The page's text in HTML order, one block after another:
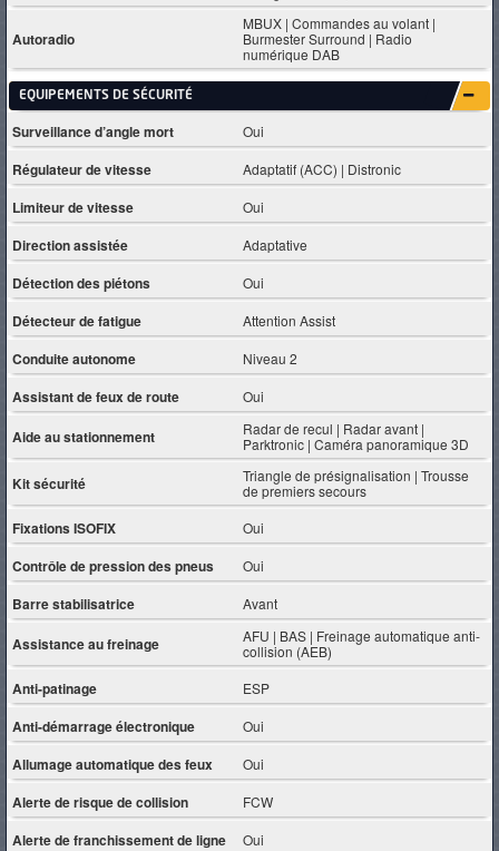
Autoradio
MBUX | Commandes au volant |
Burmester Surround | Radio
numérique DAB
EQUIPEMENTS DE SÉCURITÉ
Surveillance d’angle mort Oui
Régulateur de vitesse Adaptatif (ACC) | Distronic
Limiteur de vitesse Oui
Direction assistée Adaptative
Détection des piétons Oui
Détecteur de fatigue Attention Assist
Conduite autonome Niveau 2
Assistant de feux de route Oui
Aide au stationnement
Radar de recul | Radar avant |
Parktronic | Caméra panoramique 3D
Kit sécurité
Triangle de présignalisation | Trousse
de premiers secours
Fixations ISOFIX Oui
Contrôle de pression des pneus Oui
Barre stabilisatrice Avant
Assistance au freinage
AFU | BAS | Freinage automatique anti-
collision (AEB)
Anti-patinage ESP
Anti-démarrage électronique Oui
Allumage automatique des feux Oui
Alerte de risque de collision FCW
Alerte de franchissement de ligne Oui